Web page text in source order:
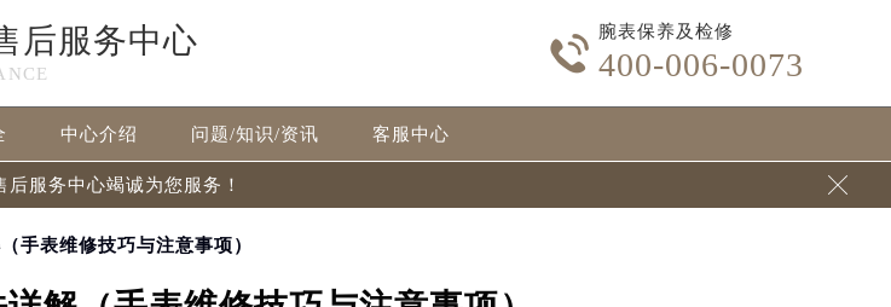
后服务中心 
腕表保养及检修
400-006-0073
中心介绍 问题/知识/资讯 客服中心
后服务中心竭诚为您服务！ 
手表维修技巧与注意事项）